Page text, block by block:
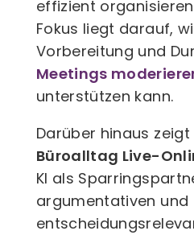
effizient
Fokus liegt darauf,
Vorbereitung und
Meetings
unterstützen kann.
Darüber hinaus
Büroalltag Live-
KI als
argumentativen und